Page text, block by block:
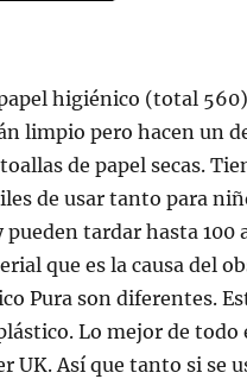
higiénico (total
limpio pero hacen un
de papel secas.
de usar tanto para
tardar hasta 100
que es la causa del
Pura son diferentes.
Lo mejor de todo
Así que tanto si se